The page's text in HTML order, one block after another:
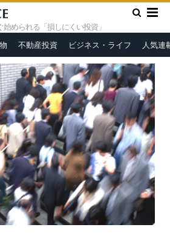
始められる「損しにくい投資」
不動産投資 ビジネス・ライフ 人気連
イン
前日に動いた銘柄 part1住友金属
ELECTRICなど